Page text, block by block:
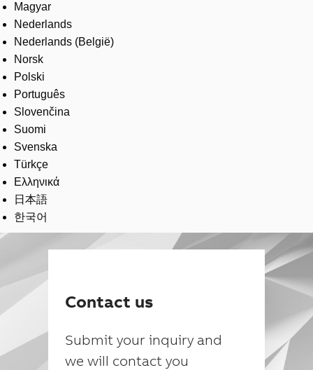
Magyar
Nederlands
Nederlands (België)
Norsk
Polski
Português
Slovenčina
Suomi
Svenska
Türkçe
Ελληνικά
日本語
한국어
Contact us
Submit your inquiry and
we will contact you